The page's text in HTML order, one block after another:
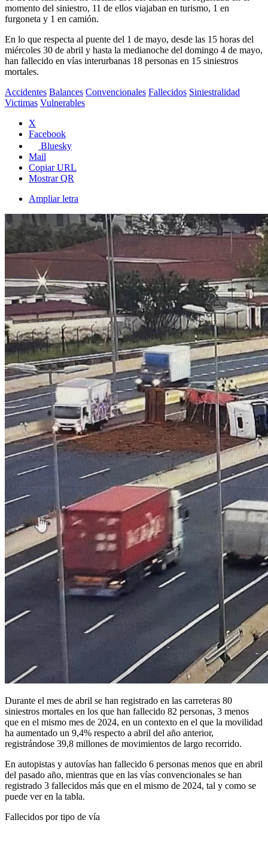
momento del siniestro, 11 de ellos viajaban en turismo, 1 en
furgoneta y 1 en camión.
En lo que respecta al puente del 1 de mayo, desde las 15 horas del
miércoles 30 de abril y hasta la medianoche del domingo 4 de mayo,
han fallecido en vías interurbanas 18 personas en 15 siniestros
mortales.
Accidentes Balances Convencionales Fallecidos Siniestralidad
Victimas Vulnerables
X
Facebook
Bluesky
Mail
Copiar URL
Mostrar QR
Ampliar letra
Durante el mes de abril se han registrado en las carreteras 80
siniestros mortales en los que han fallecido 82 personas, 3 menos
que en el mismo mes de 2024, en un contexto en el que la movilidad
ha aumentado un 9,4% respecto a abril del año anterior,
registrándose 39,8 millones de movimientos de largo recorrido.
En autopistas y autovías han fallecido 6 personas menos que en abril
del pasado año, mientras que en las vías convencionales se han
registrado 3 fallecidos más que en el mismo de 2024, tal y como se
puede ver en la tabla.
Fallecidos por tipo de vía